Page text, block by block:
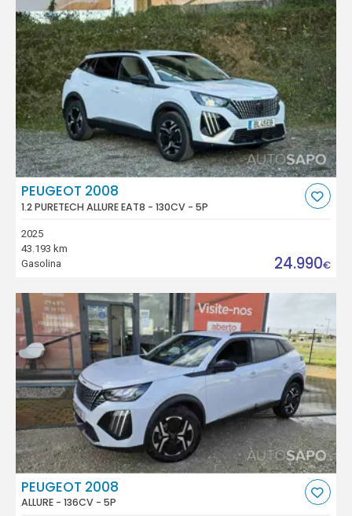
PEUGEOT 2008
1.2 PURETECH ALLURE EAT8 - 130CV - 5P
2025
43.193 km
Gasolina
24.990€
PEUGEOT 2008
ALLURE - 136CV - 5P